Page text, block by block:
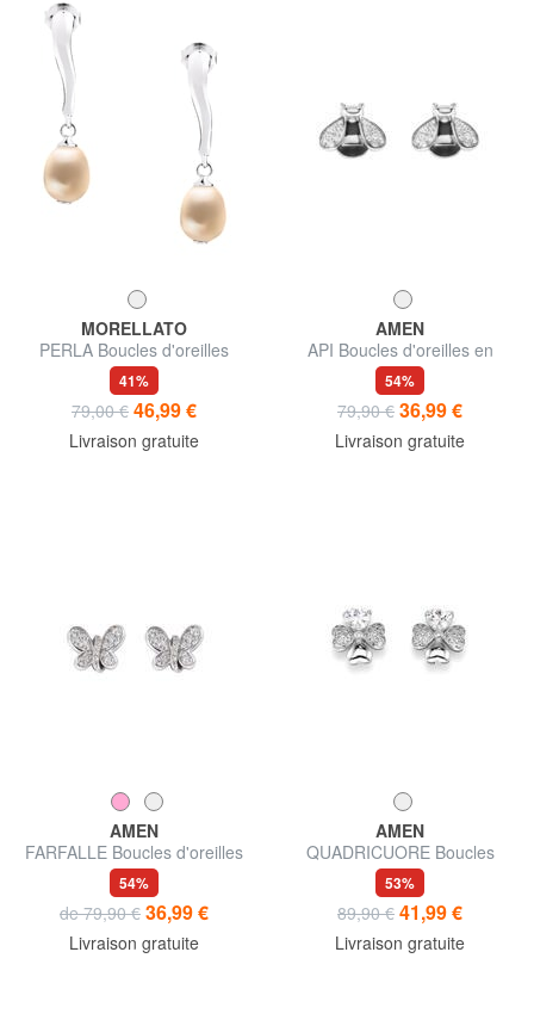
MORELLATO
PERLA Boucles d'oreilles
41%
79,00 € 46,99 €
Livraison gratuite
AMEN
API Boucles d'oreilles en
argent émaillé et zircons
54%
79,90 € 36,99 €
Livraison gratuite
AMEN
FARFALLE Boucles d'oreilles
argent zircon blanc
54%
de 79,90 € 36,99 €
Livraison gratuite
AMEN
QUADRICUORE Boucles
d'oreilles en argent avec
zircons blancs
53%
89,90 € 41,99 €
Livraison gratuite